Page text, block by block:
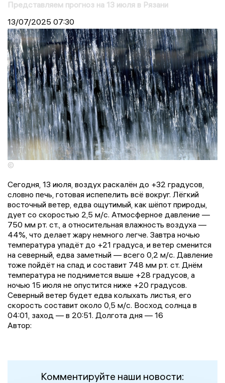
Представляем прогноз на 13 июля в Рязани
13/07/2025 07:30
©
Сегодня, 13 июля, воздух раскалён до +32 градусов,
словно печь, готовая испепелить всё вокруг. Лёгкий
восточный ветер, едва ощутимый, как шёпот природы,
дует со скоростью 2,5 м/с. Атмосферное давление —
750 мм рт. ст., а относительная влажность воздуха —
44%, что делает жару немного легче. Завтра ночью
температура упадёт до +21 градуса, и ветер сменится
на северный, едва заметный — всего 0,2 м/с. Давление
тоже пойдёт на спад и составит 748 мм рт. ст. Днём
температура не поднимется выше +28 градусов, а
ночью 15 июля не опустится ниже +20 градусов.
Северный ветер будет едва колыхать листья, его
скорость составит около 0,5 м/с. Восход солнца в
04:01, заход — в 20:51. Долгота дня — 16
Автор:
Комментируйте наши новости: